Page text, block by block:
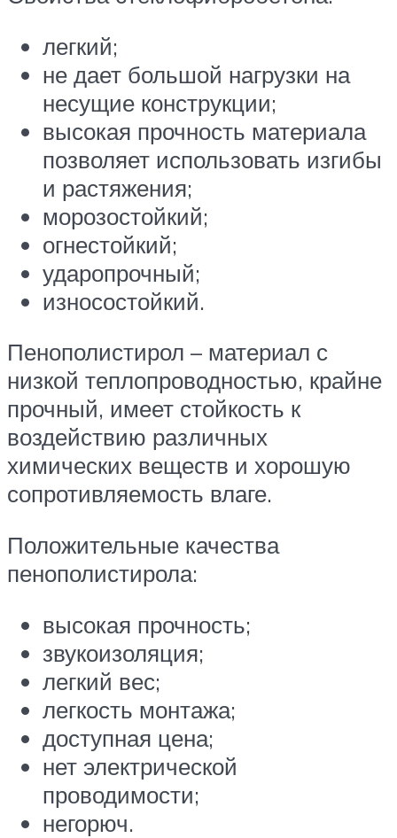
легкий;
не дает большой нагрузки на
несущие конструкции;
высокая прочность материала
позволяет использовать изгибы
и растяжения;
морозостойкий;
огнестойкий;
ударопрочный;
износостойкий.
Пенополистирол – материал с
низкой теплопроводностью, крайне
прочный, имеет стойкость к
воздействию различных
химических веществ и хорошую
сопротивляемость влаге.
Положительные качества
пенополистирола:
высокая прочность;
звукоизоляция;
легкий вес;
легкость монтажа;
доступная цена;
нет электрической
проводимости;
негорюч.